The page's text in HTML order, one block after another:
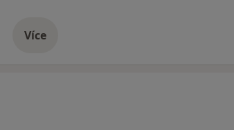
Víceo zkušenostech